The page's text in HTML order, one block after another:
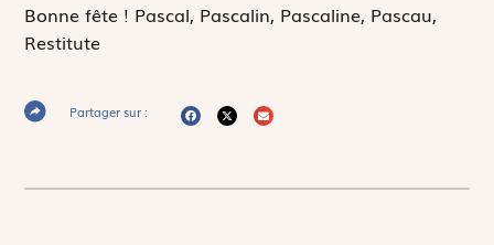
Bonne fête ! Pascal, Pascalin, Pascaline, Pascau,
Restitute
Partager sur :